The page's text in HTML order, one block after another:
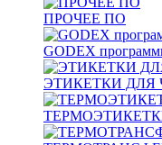
ПРОЧЕЕ ПО
GODEX
ЭТИКЕТКИ ДЛЯ